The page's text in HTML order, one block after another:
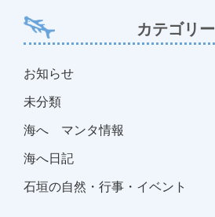
カテゴリー
お知らせ
未分類
海へ マンタ情報
海へ日記
石垣の自然・行事・イベント